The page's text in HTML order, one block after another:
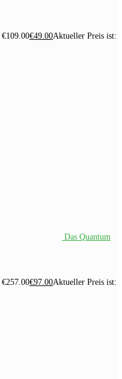
€49.00Aktueller Preis ist:
Das Quantum
€97.00Aktueller Preis ist: